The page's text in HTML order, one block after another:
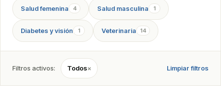
Salud femenina 4 Salud masculina 1
Diabetes y visión 1 Veterinaria 14
Filtros activos: Todos× Limpiar filtros